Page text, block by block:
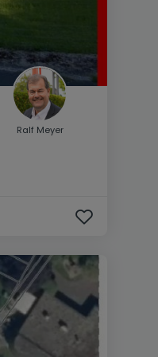
Ralf Meyer